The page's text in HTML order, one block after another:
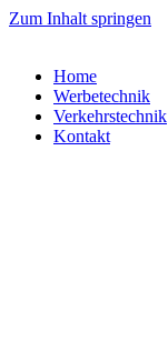
Zum Inhalt springen
Home
Werbetechnik
Verkehrstechnik
Kontakt